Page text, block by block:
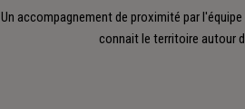
Un accompagnement de proximité par l'équipe
connait le territoire autour